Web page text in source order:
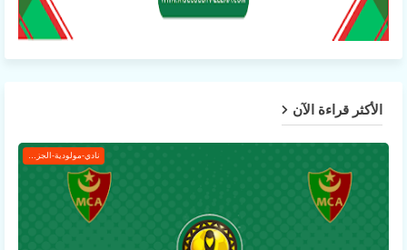
الأكثر قراءة الآن
نادي-مولودية-الجزائر